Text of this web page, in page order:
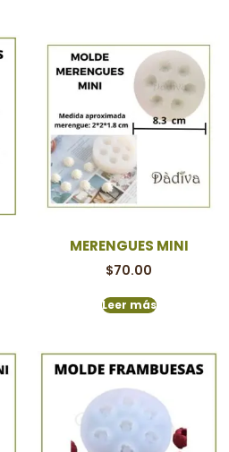
MERENGUES MINI
$70.00
Leer más